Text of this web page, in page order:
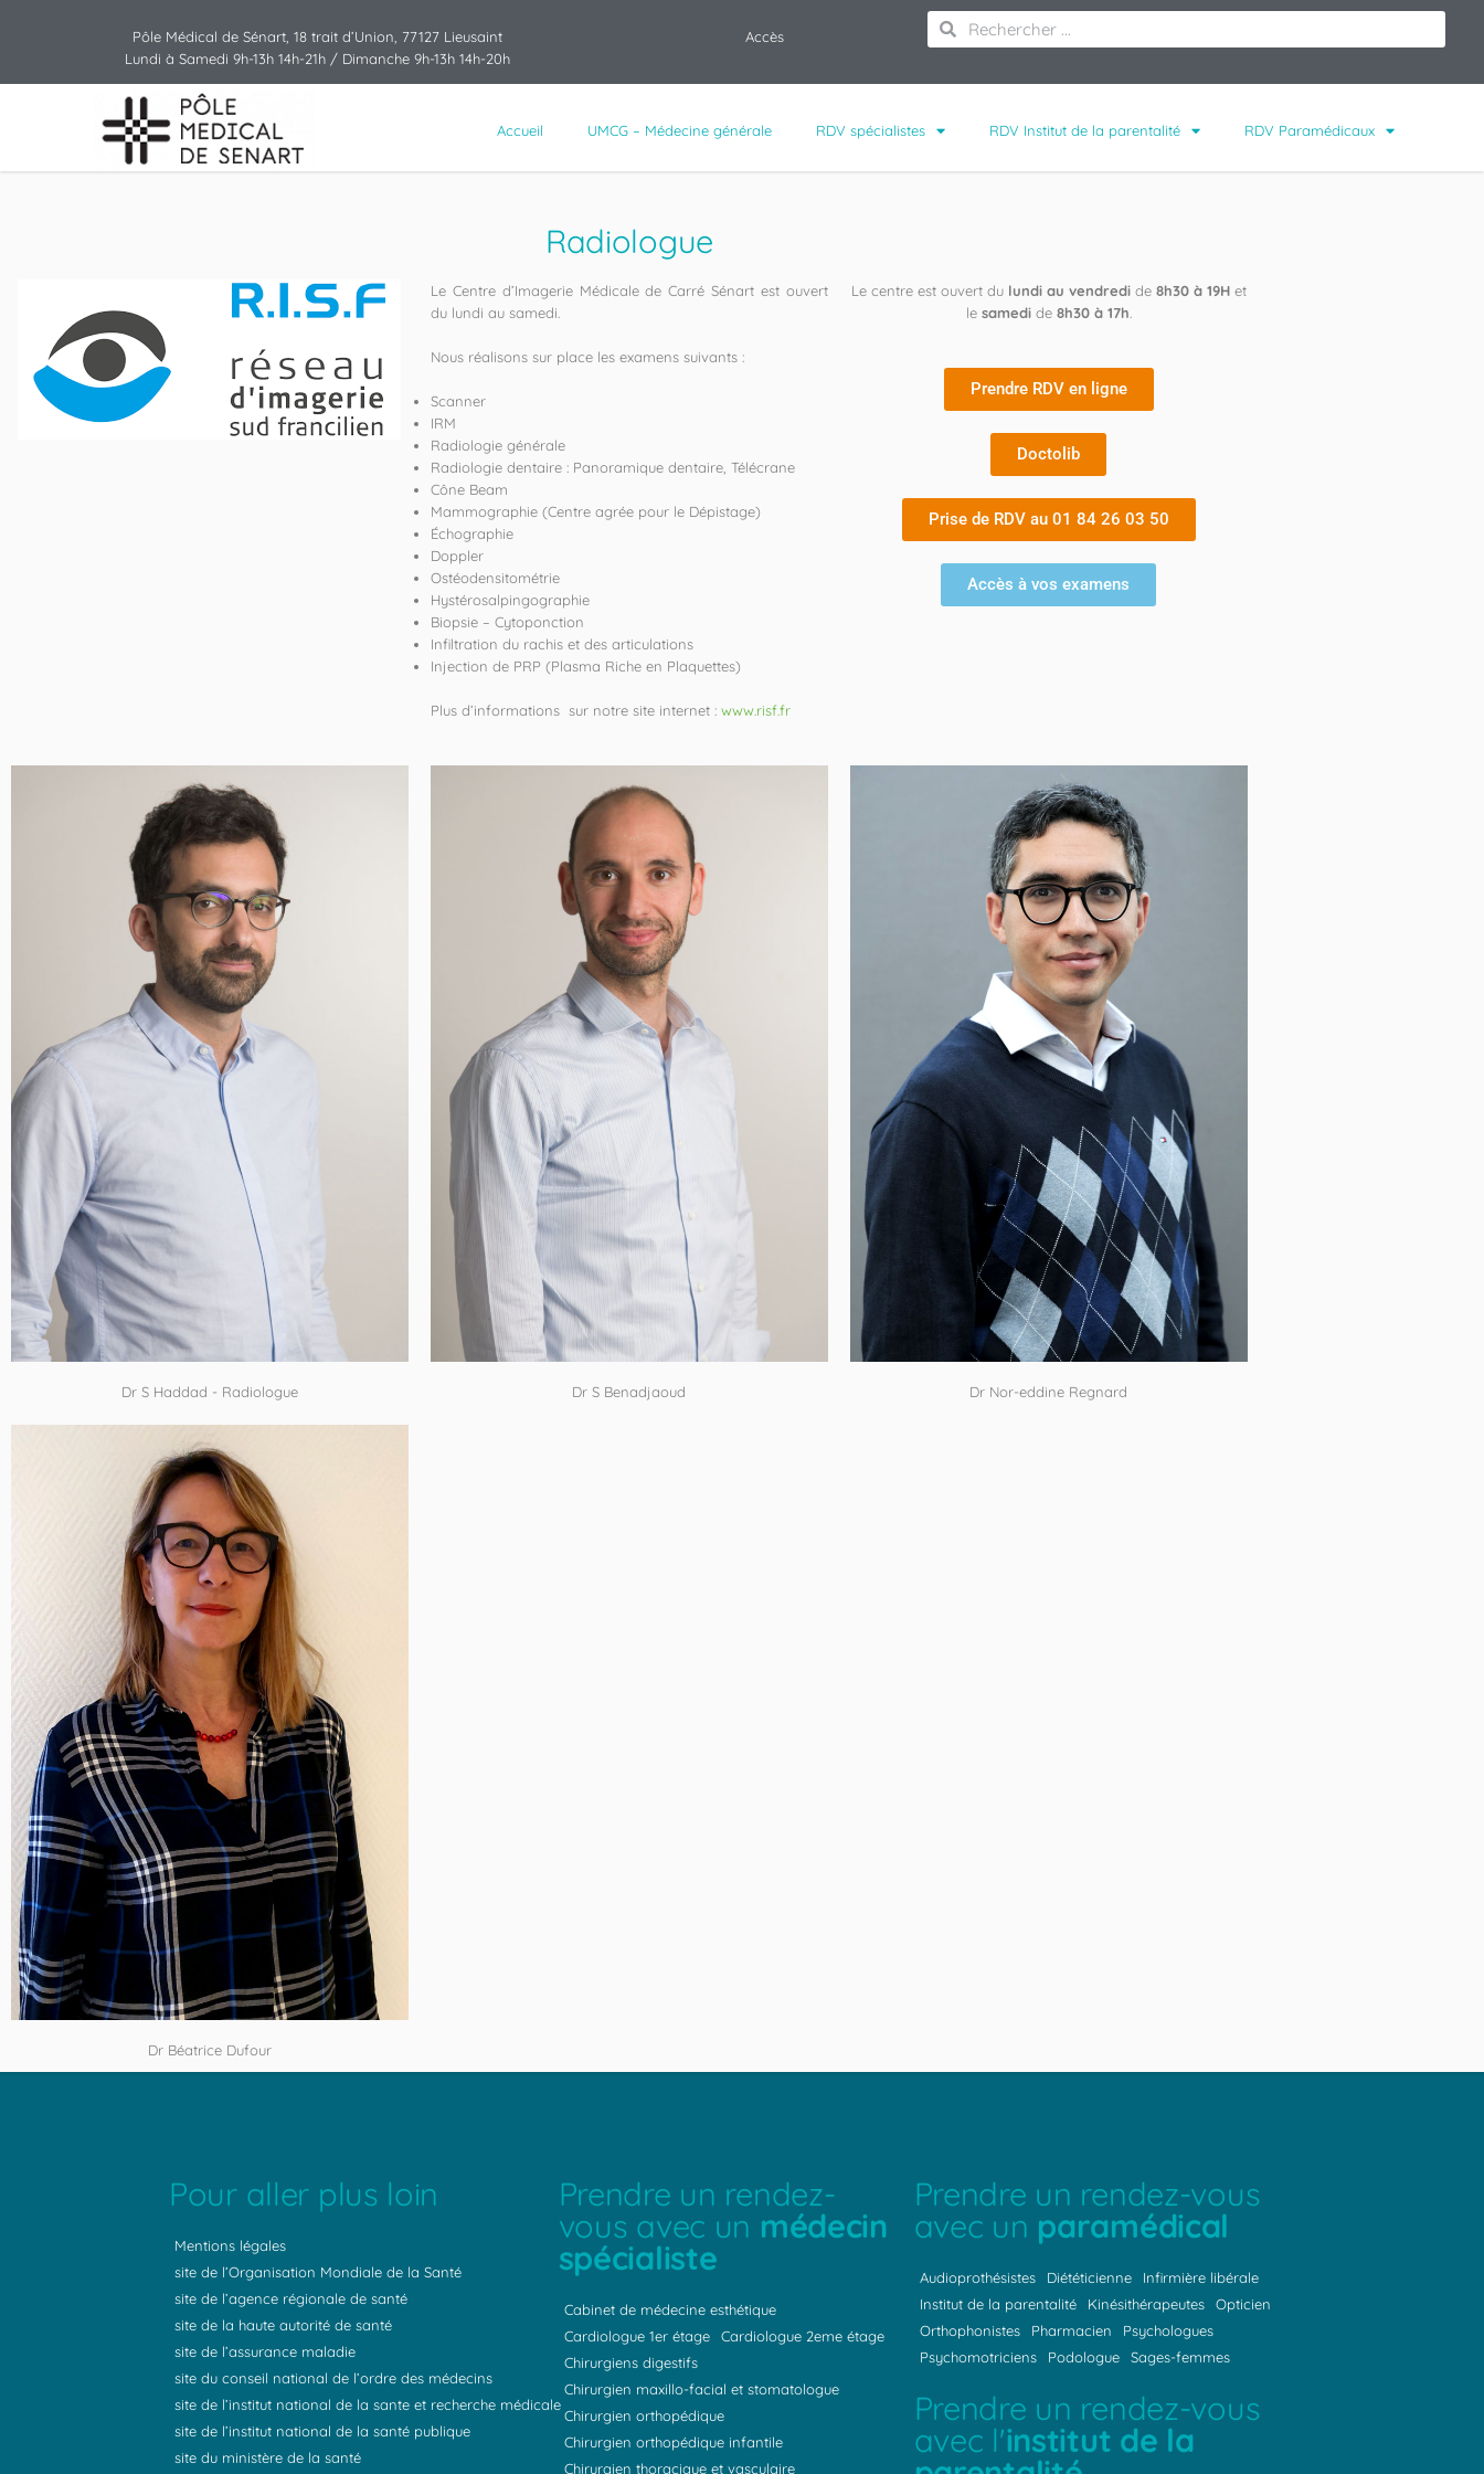
Pôle Médical de Sénart, 18 trait d’Union, 77127 Lieusaint
Lundi à Samedi 9h-13h 14h-21h / Dimanche 9h-13h 14h-20h
Accès
Accueil UMCG – Médecine générale RDV spécialistes RDV Institut de la parentalité RDV Paramédicaux
Radiologue
Le Centre d’Imagerie Médicale de Carré Sénart est ouvert
du lundi au samedi.
Nous réalisons sur place les examens suivants :
Scanner
IRM
Radiologie générale
Radiologie dentaire : Panoramique dentaire, Télécrane
Cône Beam
Mammographie (Centre agrée pour le Dépistage)
Échographie
Doppler
Ostéodensitométrie
Hystérosalpingographie
Biopsie – Cytoponction
Infiltration du rachis et des articulations
Injection de PRP (Plasma Riche en Plaquettes)
Plus d’informations sur notre site internet : www.risf.fr
Le centre est ouvert du lundi au vendredide 8h30 à 19Het
le samedide 8h30 à 17h
Prendre RDV en ligne
Doctolib
Prise de RDV au 01 84 26 03 50
Accès à vos examens
Dr S Haddad - Radiologue Dr S Benadjaoud Dr Nor-eddine Regnard
Dr Béatrice Dufour
Pour aller plus loin
Mentions légales
site de l’Organisation Mondiale de la Santé
site de l’agence régionale de santé
site de la haute autorité de santé
site de l’assurance maladie
site du conseil national de l’ordre des médecins
site de l’institut national de la sante et recherche médicale
site de l’institut national de la santé publique
site du ministère de la santé
Prendre un rendez-
vous avec un médecin
spécialiste
Cabinet de médecine esthétique
Cardiologue 1er étage
Cardiologue 2eme étage
Chirurgiens digestifs
Chirurgien maxillo-facial et stomatologue
Chirurgien orthopédique
Chirurgien orthopédique infantile
Chirurgien thoracique et vasculaire
Prendre un rendez-vous
avec un paramédical
Audioprothésistes Diététicienne
Infirmière libérale
Institut de la parentalité
Kinésithérapeutes
Opticien
Orthophonistes
Pharmacien
Psychologues
Psychomotriciens
Podologue Sages-femmes
Prendre un rendez-vous
avec l'institut de la